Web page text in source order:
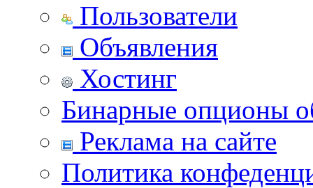
Пользователи
Объявления
Хостинг
Бинарные опционы
Реклама на сайте
Политика